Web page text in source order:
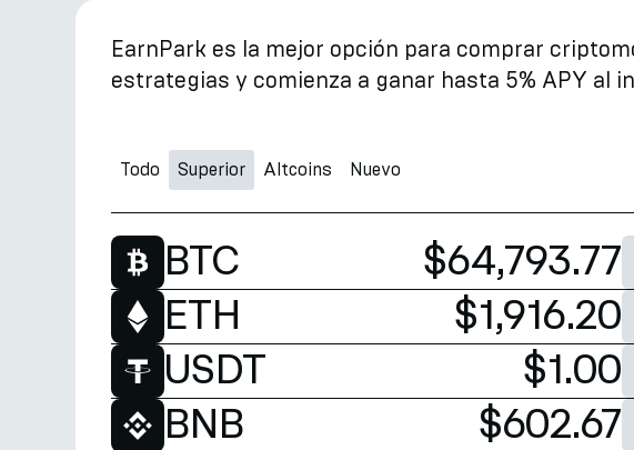
EarnPark es la mejor opción para comprar
estrategias y comienza a ganar hasta 5% APY al
Todo Superior Altcoins Nuevo
BTC $64,793.77
ETH $1,916.20
USDT $1.00
BNB $602.67